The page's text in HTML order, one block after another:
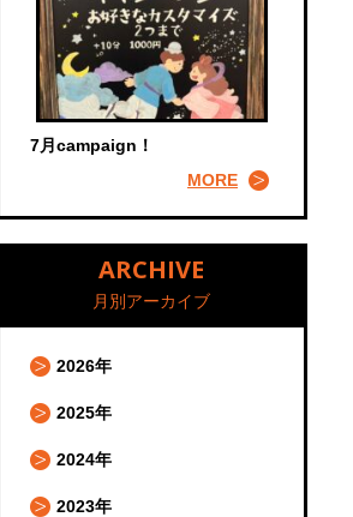
7月campaign！
MORE
ARCHIVE
月別アーカイブ
2026年
2025年
2024年
2023年